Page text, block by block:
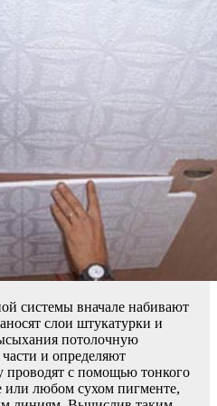
системы вначале набивают
слои штукатурки и
потолочную
и определяют
проводят с помощью тонкого
любом сухом пигменте,